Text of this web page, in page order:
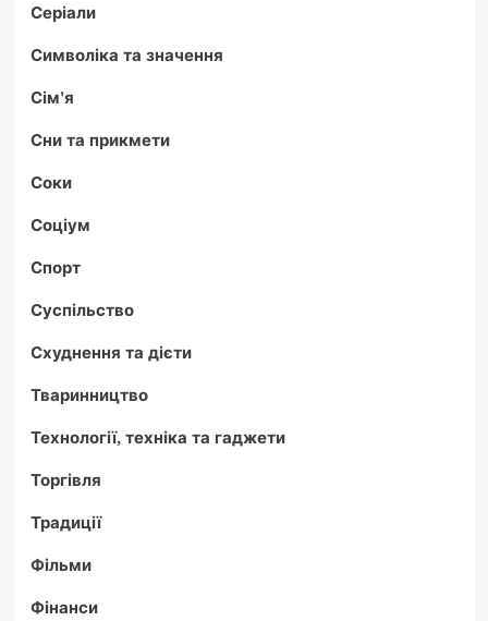
Серіали
Символіка та значення
Сім'я
Сни та прикмети
Соки
Соціум
Спорт
Суспільство
Схуднення та дієти
Тваринництво
Технології, техніка та гаджети
Торгівля
Традиції
Фільми
Фінанси